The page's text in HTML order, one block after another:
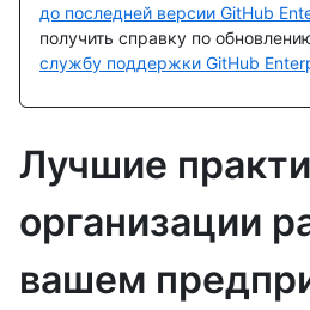
до последней версии GitHub
получить справку по
службу поддержки GitHub
Лучшие
организации
вашем